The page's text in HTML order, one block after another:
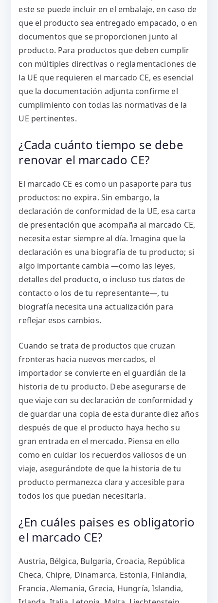
este se puede incluir en el embalaje, en caso de
que el producto sea entregado empacado, o en
documentos que se proporcionen junto al
producto. Para productos que deben cumplir
con múltiples directivas o reglamentaciones de
la UE que requieren el marcado CE, es esencial
que la documentación adjunta confirme el
cumplimiento con todas las normativas de la
UE pertinentes.
¿Cada cuánto tiempo se debe
renovar el marcado CE?
El marcado CE es como un pasaporte para tus
productos: no expira. Sin embargo, la
declaración de conformidad de la UE, esa carta
de presentación que acompaña al marcado CE,
necesita estar siempre al día. Imagina que la
declaración es una biografía de tu producto; si
algo importante cambia —como las leyes,
detalles del producto, o incluso tus datos de
contacto o los de tu representante—, tu
biografía necesita una actualización para
reflejar esos cambios.
Cuando se trata de productos que cruzan
fronteras hacia nuevos mercados, el
importador se convierte en el guardián de la
historia de tu producto. Debe asegurarse de
que viaje con su declaración de conformidad y
de guardar una copia de esta durante diez años
después de que el producto haya hecho su
gran entrada en el mercado. Piensa en ello
como en cuidar los recuerdos valiosos de un
viaje, asegurándote de que la historia de tu
producto permanezca clara y accesible para
todos los que puedan necesitarla.
¿En cuáles paises es obligatorio
el marcado CE?
Austria, Bélgica, Bulgaria, Croacia, República
Checa, Chipre, Dinamarca, Estonia, Finlandia,
Francia, Alemania, Grecia, Hungría, Islandia,